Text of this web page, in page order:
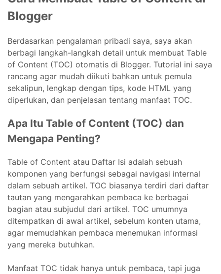
Blogger
Berdasarkan pengalaman pribadi saya, saya akan
berbagi langkah-langkah detail untuk membuat Table
of Content (TOC) otomatis di Blogger. Tutorial ini saya
rancang agar mudah diikuti bahkan untuk pemula
sekalipun, lengkap dengan tips, kode HTML yang
diperlukan, dan penjelasan tentang manfaat TOC.
Apa Itu Table of Content (TOC) dan
Mengapa Penting?
Table of Content atau Daftar Isi adalah sebuah
komponen yang berfungsi sebagai navigasi internal
dalam sebuah artikel. TOC biasanya terdiri dari daftar
tautan yang mengarahkan pembaca ke berbagai
bagian atau subjudul dari artikel. TOC umumnya
ditempatkan di awal artikel, sebelum konten utama,
agar memudahkan pembaca menemukan informasi
yang mereka butuhkan.
Manfaat TOC tidak hanya untuk pembaca, tapi juga